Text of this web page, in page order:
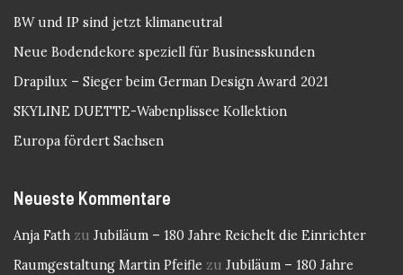
BW und IP sind jetzt klimaneutral
Neue Bodendekore speziell für Businesskunden
Drapilux – Sieger beim German Design Award 2021
SKYLINE DUETTE-Wabenplissee Kollektion
Europa fördert Sachsen
Neueste Kommentare
Anja Fath zu Jubiläum – 180 Jahre Reichelt die Einrichter
Raumgestaltung Martin Pfeifle zu Jubiläum – 180 Jahre